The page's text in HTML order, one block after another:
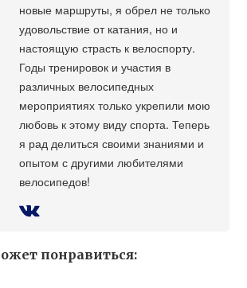
новые маршруты, я обрел не только
удовольствие от катания, но и
настоящую страсть к велоспорту.
Годы тренировок и участия в
различных велосипедных
мероприятиях только укрепили мою
любовь к этому виду спорта. Теперь
я рад делиться своими знаниями и
опытом с другими любителями
велосипедов!
понравиться: